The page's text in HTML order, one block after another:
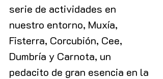
serie de actividades en
nuestro entorno, Muxía,
Fisterra, Corcubión, Cee,
Dumbría y Carnota, un
pedacito de gran esencia en la